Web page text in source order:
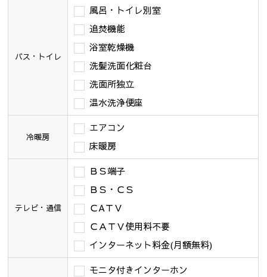
バス・トイレ
風呂・トイレ別室
追焚機能
浴室乾燥機
洗髪洗面化粧台
洗面所独立
温水洗浄便座
冷暖房
エアコン
床暖房
テレビ・通信
ＢＳ端子
ＢＳ・ＣＳ
ＣAＴＶ
ＣＡＴＶ使用料不要
インターネット料金(月額無料)
モニタ付きインターホン